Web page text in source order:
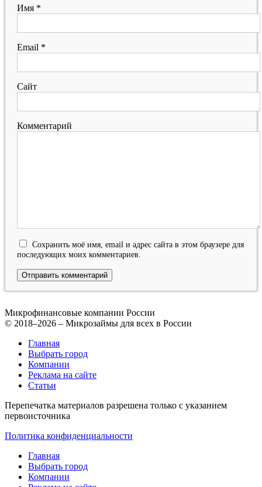
Имя *
Email *
Сайт
Комментарий
Сохранить моё имя, email и адрес сайта в этом браузере для
последующих моих комментариев.
Микрофинансовые компании России
© 2018–2026 – Микрозаймы для всех в России
Главная
Выбрать город
Компании
Реклама на сайте
Статьи
Перепечатка материалов разрешена только с указанием
первоисточника
Политика конфиденциальности
Главная
Выбрать город
Компании